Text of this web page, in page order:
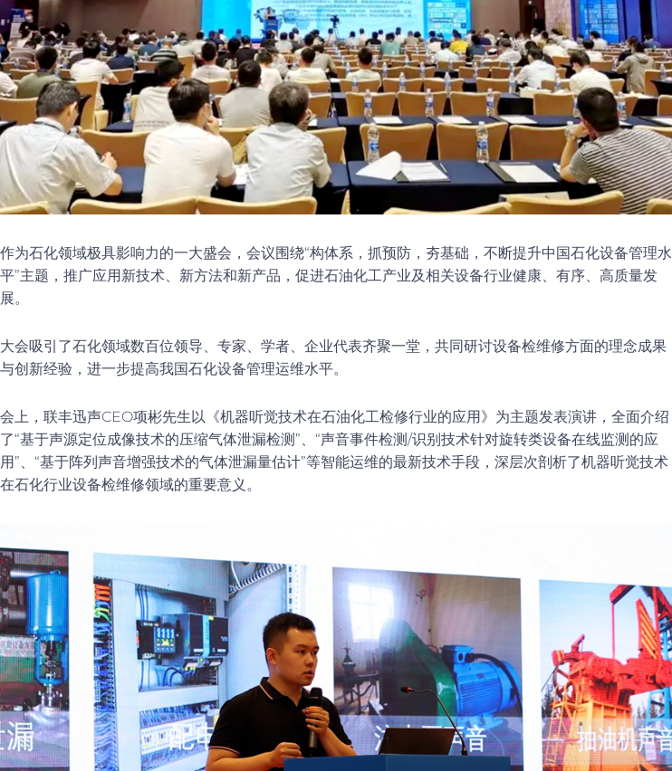
作为石化领域极具影响力的一大盛会，会议围绕“构体系，抓预防，夯基础，不断提升中国石化设备管理水
平”主题，推广应用新技术、新方法和新产品，促进石油化工产业及相关设备行业健康、有序、高质量发
展。
大会吸引了石化领域数百位领导、专家、学者、企业代表齐聚一堂，共同研讨设备检维修方面的理念成果
与创新经验，进一步提高我国石化设备管理运维水平。
会上，联丰迅声CEO项彬先生以《机器听觉技术在石油化工检修行业的应用》为主题发表演讲，全面介绍
了“基于声源定位成像技术的压缩气体泄漏检测”、“声音事件检测/识别技术针对旋转类设备在线监测的应
用”、“基于阵列声音增强技术的气体泄漏量估计”等智能运维的最新技术手段，深层次剖析了机器听觉技术
在石化行业设备检维修领域的重要意义。